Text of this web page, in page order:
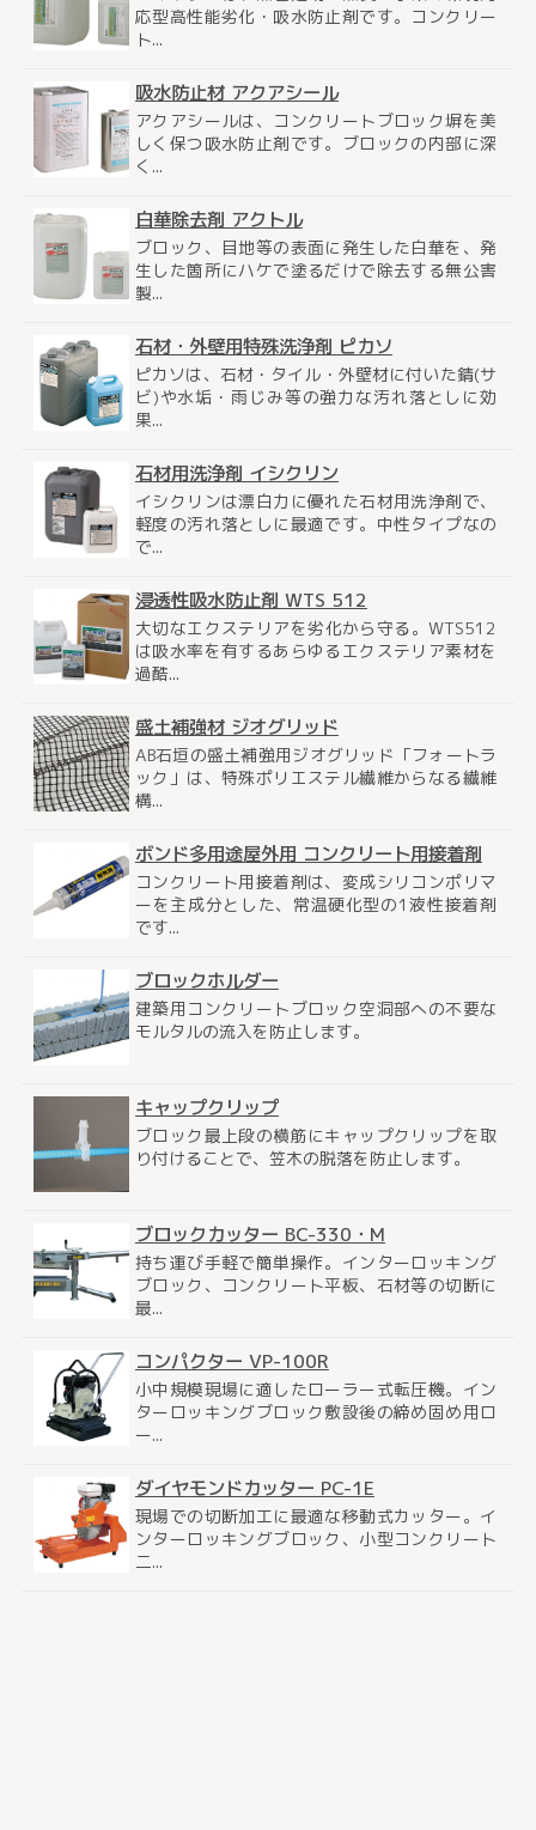
応型高性能劣化・吸水防止剤です。コンクリー
ト...
吸水防止材 アクアシール
アクアシールは、コンクリートブロック塀を美
しく保つ吸水防止剤です。ブロックの内部に深
く...
白華除去剤 アクトル
ブロック、目地等の表面に発生した白華を、発
生した箇所にハケで塗るだけで除去する無公害
製...
石材・外壁用特殊洗浄剤 ピカソ
ピカソは、石材・タイル・外壁材に付いた錆(サ
ビ)や水垢・雨じみ等の強力な汚れ落としに効
果...
石材用洗浄剤 イシクリン
イシクリンは漂白力に優れた石材用洗浄剤で、
軽度の汚れ落としに最適です。中性タイプなの
で...
浸透性吸水防止剤 WTS 512
大切なエクステリアを劣化から守る。WTS512
は吸水率を有するあらゆるエクステリア素材を
過酷...
盛土補強材 ジオグリッド
AB石垣の盛土補強用ジオグリッド「フォートラ
ック」は、特殊ポリエステル繊維からなる繊維
構...
ボンド多用途屋外用 コンクリート用接着剤
コンクリート用接着剤は、変成シリコンポリマ
ーを主成分とした、常温硬化型の1液性接着剤
です...
ブロックホルダー
建築用コンクリートブロック空洞部への不要な
モルタルの流入を防止します。
キャップクリップ
ブロック最上段の横筋にキャップクリップを取
り付けることで、笠木の脱落を防止します。
ブロックカッター BC-330・M
持ち運び手軽で簡単操作。インターロッキング
ブロック、コンクリート平板、石材等の切断に
最...
コンパクター VP-100R
小中規模現場に適したローラー式転圧機。イン
ターロッキングブロック敷設後の締め固め用ロ
ー...
ダイヤモンドカッター PC-1E
現場での切断加工に最適な移動式カッター。イ
ンターロッキングブロック、小型コンクリート
二...